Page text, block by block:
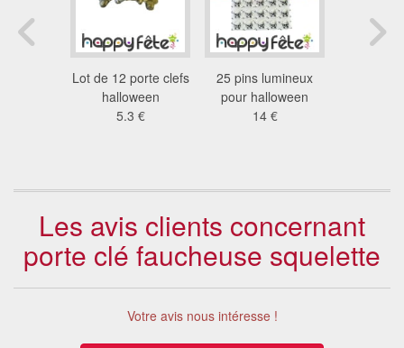
Lot de 12 porte clefs
halloween
5.3 €
25 pins lumineux
pour halloween
14 €
Les avis clients concernant
porte clé faucheuse squelette
Votre avis nous intéresse !